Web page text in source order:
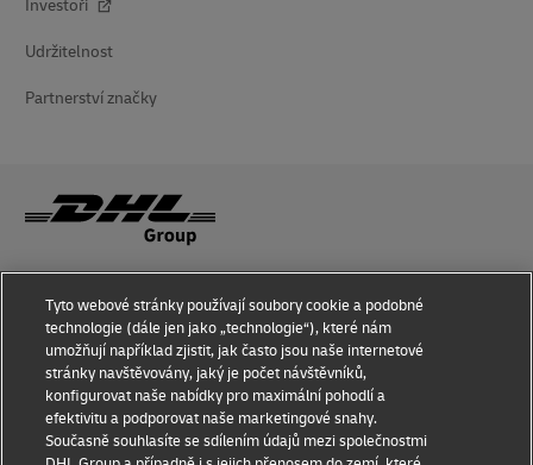
Investoři
Udržitelnost
Partnerství značky
Právní oznámení
Smluvní podmínky
Oznámení o ochraně soukromí
Tyto webové stránky používají soubory cookie a podobné
technologie (dále jen jako „technologie“), které nám
umožňují například zjistit, jak často jsou naše internetové
stránky navštěvovány, jaký je počet návštěvníků,
konfigurovat naše nabídky pro maximální pohodlí a
efektivitu a podporovat naše marketingové snahy.
Současně souhlasíte se sdílením údajů mezi společnostmi